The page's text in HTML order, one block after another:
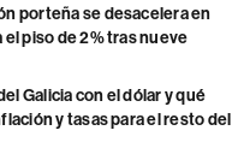
porteña se desacelera en
piso de 2% tras nueve
Galicia con el dólar y qué
y tasas para el resto del